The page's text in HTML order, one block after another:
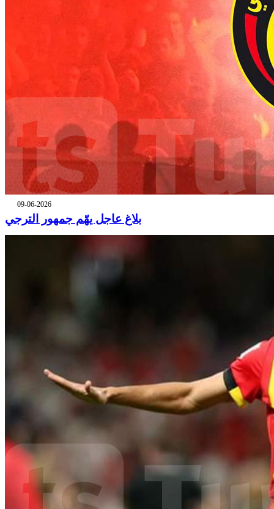
09-06-2026
بلاغ عاجل يهّم جمهور الترجي